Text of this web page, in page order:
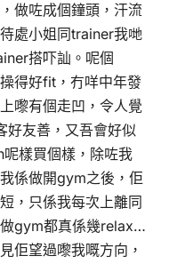
做咗成個鐘頭，汗流
處小姐同trainer我哋
搭吓訕。呢個
得好fit，冇咩中年發
嚟有個走凹，令人覺
好友善，又吾會好似
樣買個樣，除咗我
係做開gym之後，佢
，只係我每次上離同
gym都真係幾relax…
佢望過嚟我嘅方向，